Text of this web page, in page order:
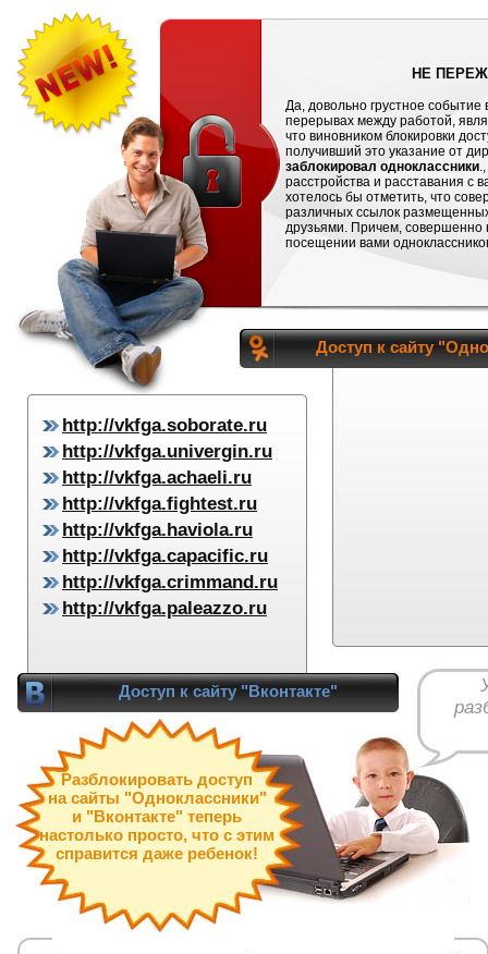
НЕ
Да, довольно грустное событие
перерывах между работой,
что виновником блокировки
получивший это указание от
заблокировал одноклассники
расстройства и расставания
хотелось бы отметить, что
различных ссылок
друзьями. Причем, совершенно
посещении вами
Доступ к сайту
http://vkfga.soborate.ru
http://vkfga.univergin.ru
http://vkfga.achaeli.ru
http://vkfga.fightest.ru
http://vkfga.haviola.ru
http://vkfga.capacific.ru
http://vkfga.crimmand.ru
http://vkfga.paleazzo.ru
Доступ к сайту "Вконтакте"
Разблокировать доступ
на сайты "Одноклассники"
и "Вконтакте" теперь
настолько просто, что с этим
справится даже ребенок!